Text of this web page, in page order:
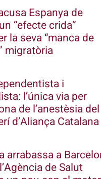
Espanya de
“efecte crida”
la seva “manca de
migratòria
i
l’única via per
de l’anestèsia del
d’Aliança Catalana
arrabassa a
de Salut